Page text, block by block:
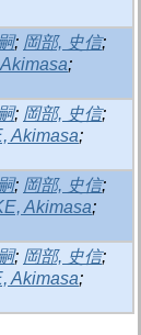
; 岡部, 史信;
;
; 岡部, 史信;
Akimasa;
; 岡部, 史信;
Akimasa;
; 岡部, 史信;
Akimasa;